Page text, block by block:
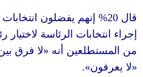
يفضلون انتخابات البرلمان،
الرئاسة لاختيار رئيس للبلاد
أنه«لا فرق بين الاثنتين »،
».